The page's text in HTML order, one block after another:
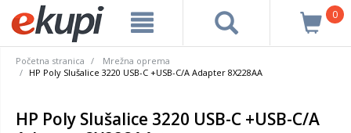
0
Početna stranica
Mrežna oprema
HP Poly Slušalice 3220 USB-C +USB-C/A Adapter 8X228AA
HP Poly Slušalice 3220 USB-C +USB-C/A